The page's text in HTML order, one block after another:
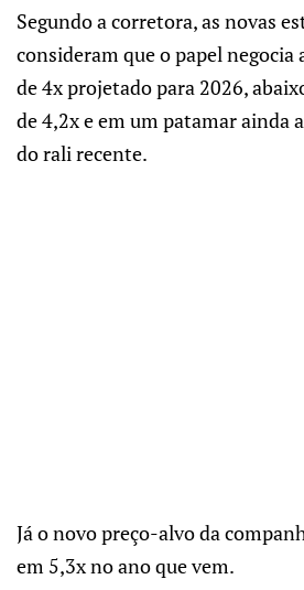
Segundo a corretora, as novas
consideram que o papel
de 4x projetado para 2026,
de 4,2x e em um patamar ainda
do rali recente.
Já o novo preço-alvo da
em 5,3x no ano que vem.